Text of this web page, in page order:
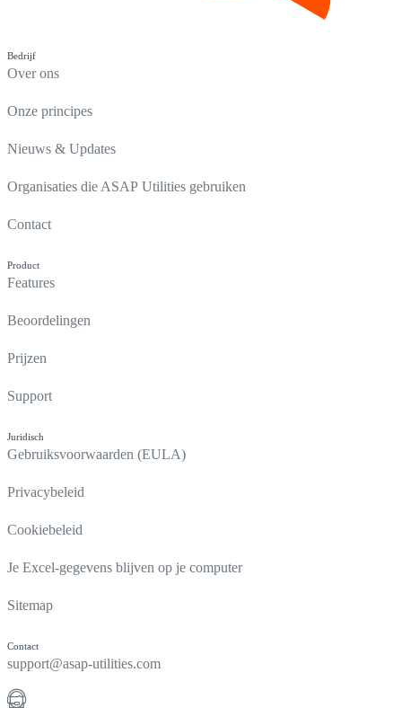
Bedrijf
Over ons
Onze principes
Nieuws & Updates
Organisaties die ASAP Utilities gebruiken
Contact
Product
Features
Beoordelingen
Prijzen
Support
Juridisch
Gebruiksvoorwaarden (EULA)
Privacybeleid
Cookiebeleid
Je Excel-gegevens blijven op je computer
Sitemap
Contact
support@asap-utilities.com